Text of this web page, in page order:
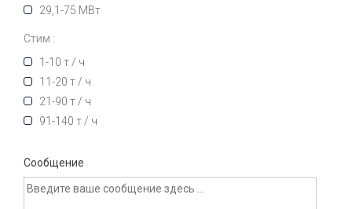
29,1-75 МВт
Стим :
1-10 т / ч
11-20 т / ч
21-90 т / ч
91-140 т / ч
Сообщение